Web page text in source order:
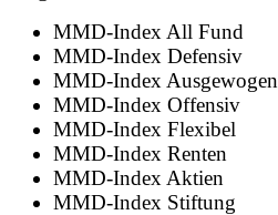
MMD-Index All Fund
MMD-Index Defensiv
MMD-Index Ausgewogen
MMD-Index Offensiv
MMD-Index Flexibel
MMD-Index Renten
MMD-Index Aktien
MMD-Index Stiftung